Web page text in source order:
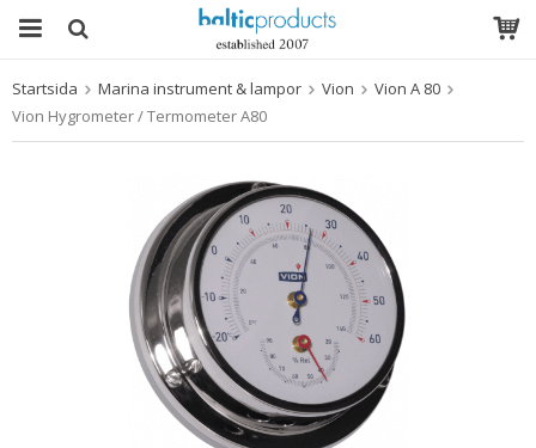
Startsida Marina instrument & lampor Vion
Vion A 80
Vion Hygrometer / Termometer A80